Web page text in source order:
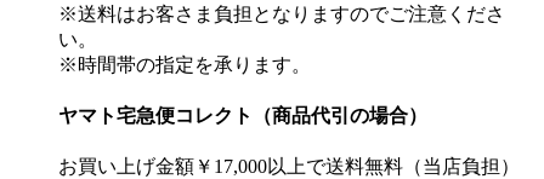
※送料はお客さま負担となりますのでご注意くださ
い。
※時間帯の指定を承ります。
ヤマト宅急便コレクト（商品代引の場合）
お買い上げ金額￥17,000以上で送料無料（当店負担）